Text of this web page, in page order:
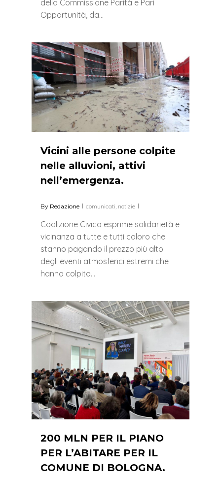
della Commissione Parità e Pari
Opportunità, da…
Vicini alle persone colpite
nelle alluvioni, attivi
nell’emergenza.
By Redazione comunicati notizie
Coalizione Civica esprime solidarietà e
vicinanza a tutte e tutti coloro che
stanno pagando il prezzo più alto
degli eventi atmosferici estremi che
hanno colpito…
0
200 MLN PER IL PIANO
PER L’ABITARE PER IL
COMUNE DI BOLOGNA.
0